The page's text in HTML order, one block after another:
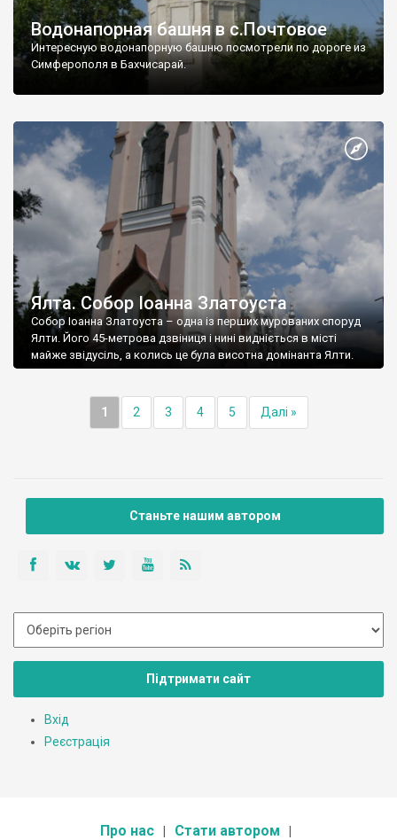
Водонапорная башня в с.Почтовое
Интересную водонапорную башню посмотрели по дороге из
Симферополя в Бахчисарай.
Ялта. Собор Іоанна Златоуста
Собор Іоанна Златоуста – одна із перших мурованих споруд
Ялти. Його 45-метрова дзвіниця і нині видніється в місті
майже звідусіль, а колись це була висотна домінанта Ялти.
1 2 3 4 5 Далі »
Станьте нашим автором
Підтримати сайт
Вхід
Реєстрація
Про нас Стати автором